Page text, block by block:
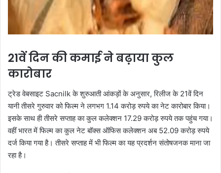
21वें दिन की कमाई ने बढ़ाया कुल
कारोबार
ट्रेड वेबसाइट Sacnilk के शुरुआती आंकड़ों के अनुसार, रिलीज के 21वें दिन
यानी तीसरे गुरुवार को फिल्म ने लगभग 1.14 करोड़ रुपये का नेट कारोबार किया।
इसके साथ ही तीसरे सप्ताह का कुल कलेक्शन 17.29 करोड़ रुपये तक पहुंच गया।
वहीं भारत में फिल्म का कुल नेट बॉक्स ऑफिस कलेक्शन अब 52.09 करोड़ रुपये
दर्ज किया गया है। तीसरे सप्ताह में भी फिल्म का यह प्रदर्शन संतोषजनक माना जा
रहा है।